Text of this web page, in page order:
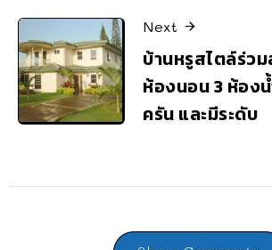
Next
บ้านหรูสไตล์ร่ว
ห้องนอน 3 ห้อง
ครัน และมีระดับ